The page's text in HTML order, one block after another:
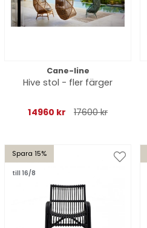
Cane-line
Hive stol - fler färger
14960 kr 17600 kr
Spara 15%
till 16/8